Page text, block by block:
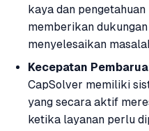
kaya dan
memberikan
menyelesaikan
Kecepatan
CapSolver memiliki
yang secara aktif
ketika layanan perlu